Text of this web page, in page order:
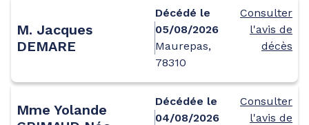
M. Jacques
DEMARE
Décédé le
05/08/2026
Maurepas,
78310
Consulter
l'avis de
décès
Mme Yolande
Décédée le
04/08/2026
Consulter
l'avis de